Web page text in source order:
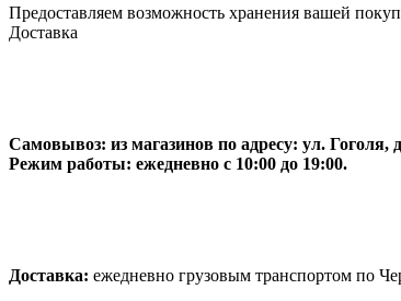
Предоставляем возможность хранения вашей
Доставка
Самовывоз: из магазинов по адресу: ул. Гоголя,
Режим работы: ежедневно с 10:00 до 19:00.
Доставка: ежедневно грузовым транспортом по